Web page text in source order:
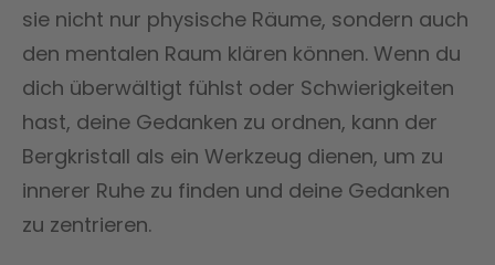
sie nicht nur physische Räume, sondern auch
den mentalen Raum klären können. Wenn du
dich überwältigt fühlst oder Schwierigkeiten
hast, deine Gedanken zu ordnen, kann der
Bergkristall als ein Werkzeug dienen, um zu
innerer Ruhe zu finden und deine Gedanken
zu zentrieren.